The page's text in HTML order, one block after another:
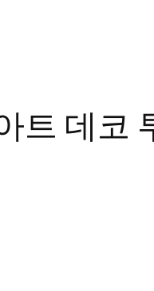
트 데코